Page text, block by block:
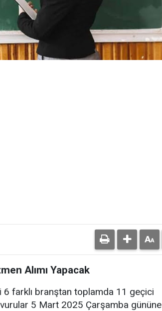
Alımı Yapacak
farklı branştan toplamda 11 geçici
5 Mart 2025 Çarşamba gününe